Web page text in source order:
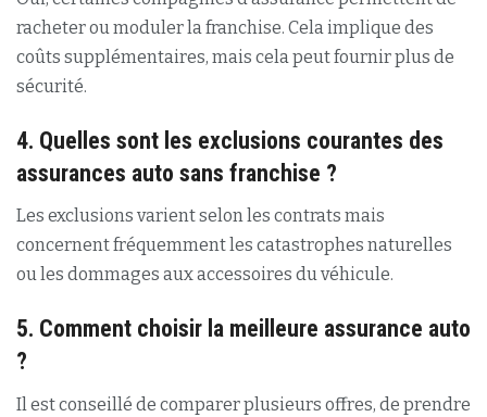
racheter ou moduler la franchise. Cela implique des
coûts supplémentaires, mais cela peut fournir plus de
sécurité.
4. Quelles sont les exclusions courantes des
assurances auto sans franchise ?
Les exclusions varient selon les contrats mais
concernent fréquemment les catastrophes naturelles
ou les dommages aux accessoires du véhicule.
5. Comment choisir la meilleure assurance auto
?
Il est conseillé de comparer plusieurs offres, de prendre